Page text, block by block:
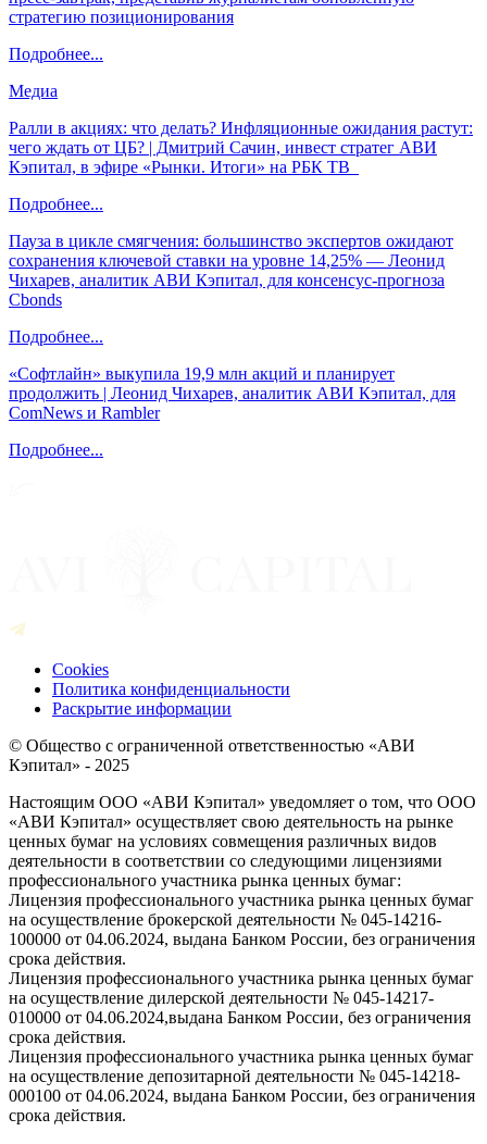
стратегию позиционирования
Подробнее...
Медиа
Ралли в акциях: что делать? Инфляционные ожидания растут:
чего ждать от ЦБ? | Дмитрий Сачин, инвест стратег АВИ
Кэпитал, в эфире «Рынки. Итоги» на РБК ТВ
Подробнее...
Пауза в цикле смягчения: большинство экспертов ожидают
сохранения ключевой ставки на уровне 14,25% — Леонид
Чихарев, аналитик АВИ Кэпитал, для консенсус-прогноза
Cbonds
Подробнее...
«Софтлайн» выкупила 19,9 млн акций и планирует
продолжить | Леонид Чихарев, аналитик АВИ Кэпитал, для
ComNews и Rambler
Подробнее...
Cookies
Политика конфиденциальности
Раскрытие информации
© Общество с ограниченной ответственностью «АВИ
Кэпитал» - 2025
Настоящим ООО «АВИ Кэпитал» уведомляет о том, что ООО
«АВИ Кэпитал» осуществляет свою деятельность на рынке
ценных бумаг на условиях совмещения различных видов
деятельности в соответствии со следующими лицензиями
профессионального участника рынка ценных бумаг:
Лицензия профессионального участника рынка ценных бумаг
на осуществление брокерской деятельности № 045-14216-
100000 от 04.06.2024, выдана Банком России, без ограничения
срока действия.
Лицензия профессионального участника рынка ценных бумаг
на осуществление дилерской деятельности № 045-14217-
010000 от 04.06.2024,выдана Банком России, без ограничения
срока действия.
Лицензия профессионального участника рынка ценных бумаг
на осуществление депозитарной деятельности № 045-14218-
000100 от 04.06.2024, выдана Банком России, без ограничения
срока действия.